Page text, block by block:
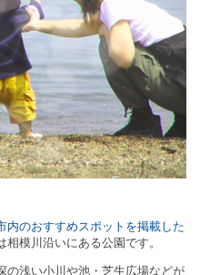
内のおすすめスポットを掲載した
模川沿いにある公園です。
の浅い小川や池・芝生広場などが